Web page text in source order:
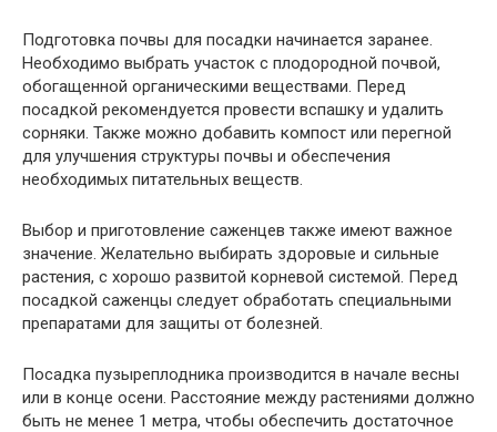
Подготовка почвы для посадки начинается заранее.
Необходимо выбрать участок с плодородной почвой,
обогащенной органическими веществами. Перед
посадкой рекомендуется провести вспашку и удалить
сорняки. Также можно добавить компост или перегной
для улучшения структуры почвы и обеспечения
необходимых питательных веществ.
Выбор и приготовление саженцев также имеют важное
значение. Желательно выбирать здоровые и сильные
растения, с хорошо развитой корневой системой. Перед
посадкой саженцы следует обработать специальными
препаратами для защиты от болезней.
Посадка пузыреплодника производится в начале весны
или в конце осени. Расстояние между растениями должно
быть не менее 1 метра, чтобы обеспечить достаточное